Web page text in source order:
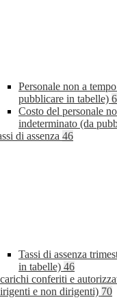
Personale non a
pubblicare in tabelle)
Costo del personale
indeterminato (da
di assenza 46
Tassi di assenza
in tabelle) 46
conferiti e
e non dirigenti) 70